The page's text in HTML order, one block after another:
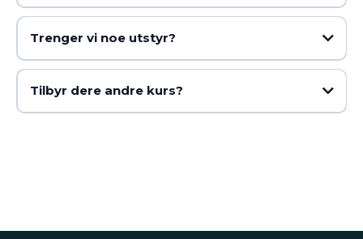
Trenger vi noe utstyr?
Tilbyr dere andre kurs?